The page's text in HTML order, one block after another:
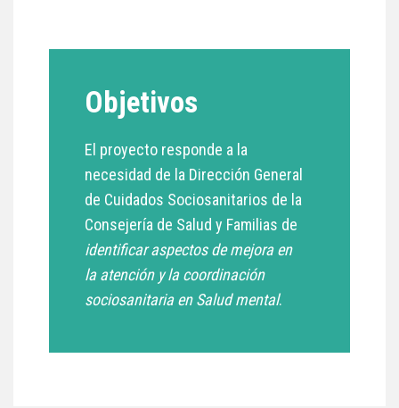
Objetivos
El proyecto responde a la
necesidad de la Dirección General
de Cuidados Sociosanitarios de la
Consejería de Salud y Familias de
identificar aspectos de mejora en
la atención y la coordinación
sociosanitaria en Salud mental.